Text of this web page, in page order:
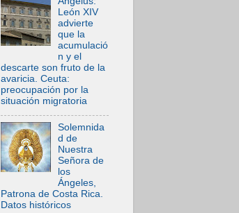
León XIV
advierte
que la
acumulació
n y el
descarte son fruto de la
avaricia. Ceuta:
preocupación por la
situación migratoria
Solemnida
d de
Nuestra
Señora de
los
Ángeles,
Patrona de Costa Rica.
Datos históricos